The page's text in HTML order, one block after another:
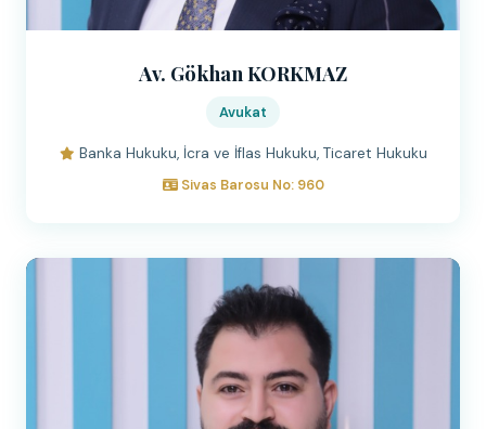
Av. Gökhan KORKMAZ
Avukat
Banka Hukuku, İcra ve İflas Hukuku, Ticaret Hukuku
Sivas Barosu No: 960